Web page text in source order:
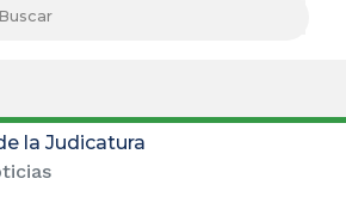
la Judicatura